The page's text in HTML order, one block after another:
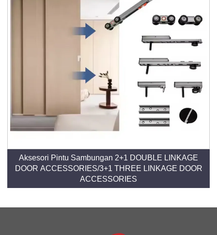
Aksesori Pintu Sambungan 2+1 DOUBLE LINKAGE
DOOR ACCESSORIES/3+1 THREE LINKAGE DOOR
ACCESSORIES